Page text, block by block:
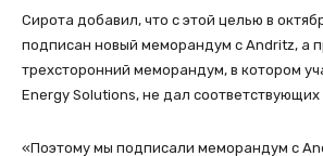
Сирота добавил, что с этой целью в
подписан новый меморандум с Andritz, а
трехсторонний меморандум, в котором
Energy Solutions, не дал соответствующих
«Поэтому мы подписали меморандум с